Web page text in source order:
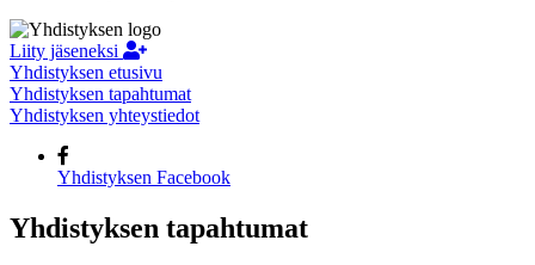
Liity jäseneksi
Yhdistyksen etusivu
Yhdistyksen tapahtumat
Yhdistyksen yhteystiedot
Yhdistyksen Facebook
Yhdistyksen tapahtumat